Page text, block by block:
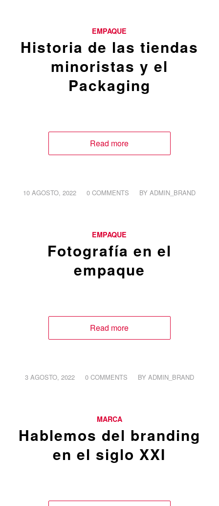
EMPAQUE
Historia de las tiendas
minoristas y el
Packaging
Read more
10 AGOSTO, 2022
/ 0 COMMENTS
/ BYADMIN_BRAND
EMPAQUE
Fotografía en el
empaque
Read more
3 AGOSTO, 2022
/ 0 COMMENTS
/ BY ADMIN_BRAND
MARCA
Hablemos del branding
en el siglo XXI